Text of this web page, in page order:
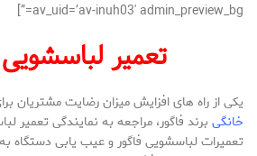
av_uid=’av-inuh03′ admin_preview_bg=”]
تعمیر
یکی از راه های افزایش میزان رضایت مشتریان
خانگی برند فاگور، مراجعه به نمایندگی تعمیر
تعمیرات لباسشویی فاگور و عیب یابی